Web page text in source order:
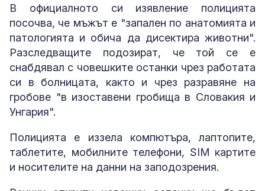
В официалното си изявление полицията
посочва, че мъжът е "запален по анатомията и
патологията и обича да дисектира животни".
Разследващите подозират, че той се е
снабдявал с човешките останки чрез работата
си в болницата, както и чрез разравяне на
гробове "в изоставени гробища в Словакия и
Унгария".
Полицията е иззела компютъра, лаптопите,
таблетите, мобилните телефони, SIM картите
и носителите на данни на заподозрения.